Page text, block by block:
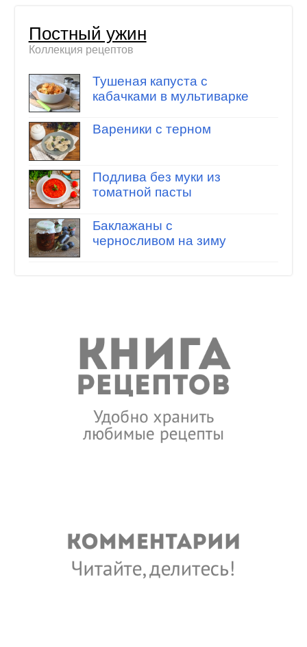
Постный ужин
Коллекция рецептов
Тушеная капуста с
кабачками в мультиварке
Вареники с терном
Подлива без муки из
томатной пасты
Баклажаны с
черносливом на зиму